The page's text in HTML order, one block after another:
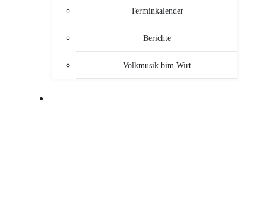
Terminkalender
Berichte
Volkmusik bim Wirt